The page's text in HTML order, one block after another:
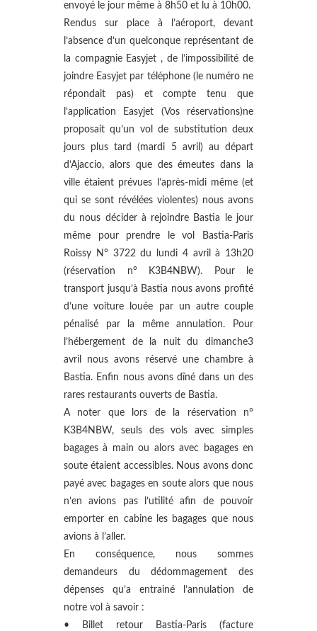
envoyé le jour même à 8h50 et lu à 10h00.
Rendus sur place à l’aéroport, devant
l’absence d’un quelconque représentant de
la compagnie Easyjet , de l’impossibilité de
joindre Easyjet par téléphone (le numéro ne
répondait pas) et compte tenu que
l’application Easyjet (Vos réservations)ne
proposait qu’un vol de substitution deux
jours plus tard (mardi 5 avril) au départ
d’Ajaccio, alors que des émeutes dans la
ville étaient prévues l’après-midi même (et
qui se sont révélées violentes) nous avons
du nous décider à rejoindre Bastia le jour
même pour prendre le vol Bastia-Paris
Roissy N° 3722 du lundi 4 avril à 13h20
(réservation n° K3B4NBW). Pour le
transport jusqu’à Bastia nous avons profité
d’une voiture louée par un autre couple
pénalisé par la même annulation. Pour
l’hébergement de la nuit du dimanche3
avril nous avons réservé une chambre à
Bastia. Enfin nous avons dîné dans un des
rares restaurants ouverts de Bastia.
A noter que lors de la réservation n°
K3B4NBW, seuls des vols avec simples
bagages à main ou alors avec bagages en
soute étaient accessibles. Nous avons donc
payé avec bagages en soute alors que nous
n’en avions pas l’utilité afin de pouvoir
emporter en cabine les bagages que nous
avions à l’aller.
En conséquence, nous sommes
demandeurs du dédommagement des
dépenses qu’a entrainé l’annulation de
notre vol à savoir :
• Billet retour Bastia-Paris (facture